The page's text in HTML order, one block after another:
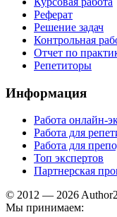
Реферат
Решение задач
Контрольная
Отчет по
Репетиторы
Информация
Работа онлайн-
Работа для
Работа для
Топ экспертов
Партнерская
© 2012 — 2026
Мы принимаем: